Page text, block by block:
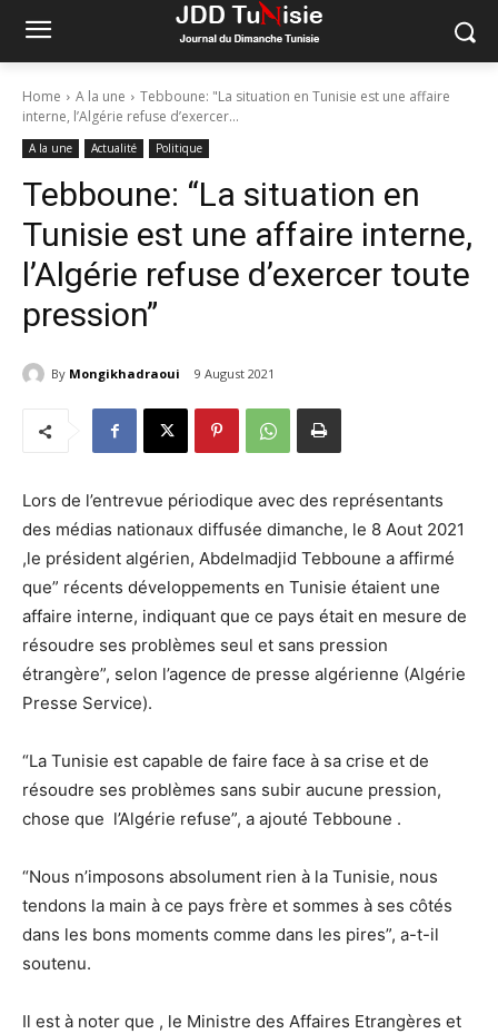
Home A la une
Tebboune: "La situation en Tunisie est une affaire
interne, l’Algérie refuse d’exercer...
A la une Actualité Politique
Tebboune: “La situation en
Tunisie est une affaire interne,
l’Algérie refuse d’exercer toute
pression”
By Mongikhadraoui 9 August 2021
Lors de l’entrevue périodique avec des représentants
des médias nationaux diffusée dimanche, le 8 Aout 2021
,le président algérien, Abdelmadjid Tebboune a affirmé
que” récents développements en Tunisie étaient une
affaire interne, indiquant que ce pays était en mesure de
résoudre ses problèmes seul et sans pression
étrangère”, selon l’agence de presse algérienne (Algérie
Presse Service).
“La Tunisie est capable de faire face à sa crise et de
résoudre ses problèmes sans subir aucune pression,
chose que l’Algérie refuse”, a ajouté Tebboune .
“Nous n’imposons absolument rien à la Tunisie, nous
tendons la main à ce pays frère et sommes à ses côtés
dans les bons moments comme dans les pires”, a-t-il
soutenu.
Il est à noter que , le Ministre des Affaires Etrangères et